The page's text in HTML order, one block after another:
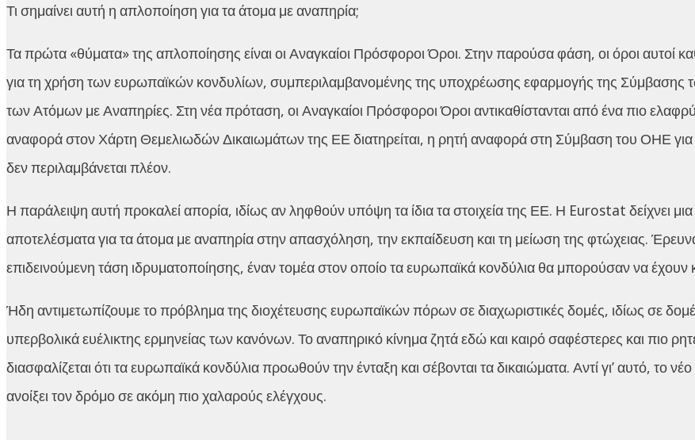
Τι σημαίνει αυτή η απλοποίηση για τα άτομα με αναπηρία;
Τα πρώτα «θύματα» της απλοποίησης είναι οι Αναγκαίοι Πρόσφοροι Όροι. Στην παρούσα φάση, οι όροι αυτοί
για τη χρήση των ευρωπαϊκών κονδυλίων, συμπεριλαμβανομένης της υποχρέωσης εφαρμογής της Σύμβασης
των Ατόμων με Αναπηρίες. Στη νέα πρόταση, οι Αναγκαίοι Πρόσφοροι Όροι αντικαθίστανται από ένα πιο
αναφορά στον Χάρτη Θεμελιωδών Δικαιωμάτων της ΕΕ διατηρείται, η ρητή αναφορά στη Σύμβαση του ΟΗΕ
δεν περιλαμβάνεται πλέον.
Η παράλειψη αυτή προκαλεί απορία, ιδίως αν ληφθούν υπόψη τα ίδια τα στοιχεία της ΕΕ. Η Eurostat δείχνει
αποτελέσματα για τα άτομα με αναπηρία στην απασχόληση, την εκπαίδευση και τη μείωση της φτώχειας.
επιδεινούμενη τάση ιδρυματοποίησης, έναν τομέα στον οποίο τα ευρωπαϊκά κονδύλια θα μπορούσαν να έχουν
Ήδη αντιμετωπίζουμε το πρόβλημα της διοχέτευσης ευρωπαϊκών πόρων σε διαχωριστικές δομές, ιδίως σε
υπερβολικά ευέλικτης ερμηνείας των κανόνων. Το αναπηρικό κίνημα ζητά εδώ και καιρό σαφέστερες και πιο
διασφαλίζεται ότι τα ευρωπαϊκά κονδύλια προωθούν την ένταξη και σέβονται τα δικαιώματα. Αντί γι’ αυτό, το
ανοίξει τον δρόμο σε ακόμη πιο χαλαρούς ελέγχους.